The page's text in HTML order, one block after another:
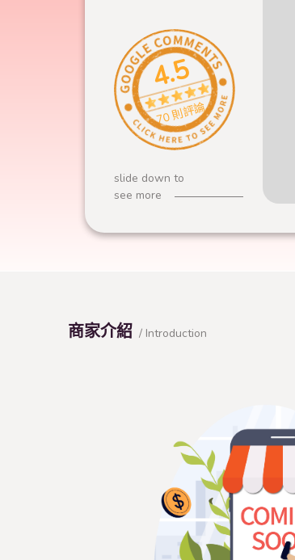
4.5
70 則評論
slide down to
see more
商家介紹 / Introduction